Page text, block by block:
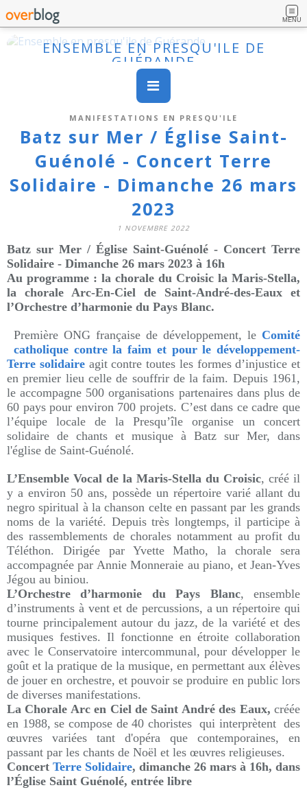
MENU
ENSEMBLE EN PRESQU'ILE DE
GUÉRANDE
MANIFESTATIONS EN PRESQU'ILE
Batz sur Mer / Église Saint-
Guénolé - Concert Terre
Solidaire - Dimanche 26 mars
2023
1 NOVEMBRE 2022
Batz sur Mer / Église Saint-Guénolé - Concert Terre
Solidaire - Dimanche 26 mars 2023 à 16h
Au programme : la chorale du Croisic la Maris-Stella,
la chorale Arc-En-Ciel de Saint-André-des-Eaux et
l’Orchestre d’harmonie du Pays Blanc.
Première ONG française de développement, le Comité
catholique contre la faim et pour le développement-
Terre solidaireagit contre toutes les formes d’injustice et
en premier lieu celle de souffrir de la faim. Depuis 1961,
leaccompagne 500 organisations partenaires dans plus de
60 pays pour environ 700 projets. C’est dans ce cadre que
l’équipe locale de la Presqu’île organise un concert
solidaire de chants et musique à Batz sur Mer, dans
l'église de Saint-Guénolé.
L’Ensemble Vocal de la Maris-Stella du Croisic, créé il
y a environ 50 ans, possède un répertoire varié allant du
negro spiritual à la chanson celte en passant par les grands
noms de la variété. Depuis très longtemps, il participe à
des rassemblements de chorales notamment au profit du
Téléthon. Dirigée par Yvette Matho, la chorale sera
accompagnée par Annie Monneraie au piano, et Jean-Yves
Jégou au biniou.
L’Orchestre d’harmonie du Pays Blanc, ensemble
d’instruments à vent et de percussions, a un répertoire qui
tourne principalement autour du jazz, de la variété et des
musiques festives. Il fonctionne en étroite collaboration
avec le Conservatoire intercommunal, pour développer le
goût et la pratique de la musique, en permettant aux élèves
de jouer en orchestre, et pouvoir se produire en public lors
de diverses manifestations.
La Chorale Arc en Ciel de Saint André des Eaux, créée
en 1988, se compose de 40 choristes qui interprètent des
œuvres variées tant d'opéra que contemporaines, en
passant par les chants de Noël et les œuvres religieuses.
Concert Terre Solidaire, dimanche 26 mars à 16h, dans
l’Église Saint Guénolé, entrée libre